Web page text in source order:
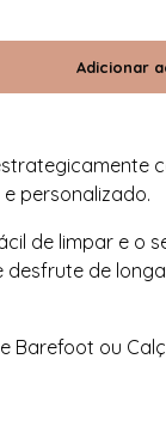
personalizado.
de limpar e o
de
Barefoot ou